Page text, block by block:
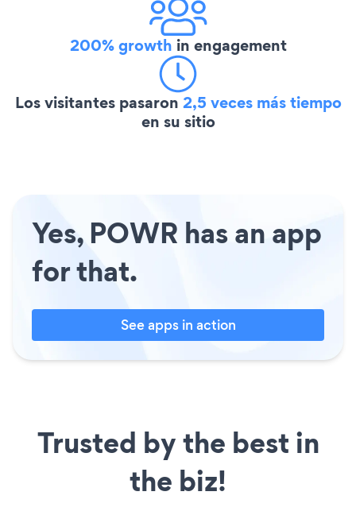
200% growth in engagement
Los visitantes pasaron 2,5 veces más tiempo
en su sitio
Yes, POWR has an app
for that.
See apps in action
Trusted by the best in
the biz!